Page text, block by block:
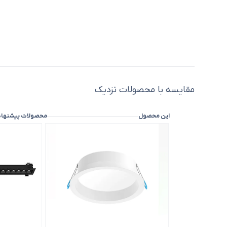
مقایسه با محصولات نزدیک
این محصول محصولات